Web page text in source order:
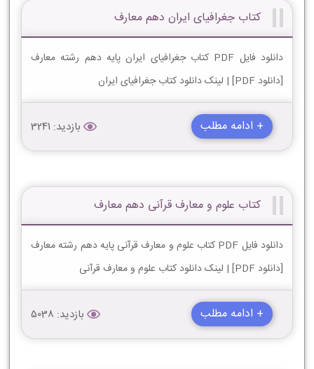
کتاب جغرافیای ایران دهم معارف
دانلود فایل PDF کتاب جغرافیای ایران پایه دهم رشته معارف
[دانلود PDF] | لینک دانلود کتاب جغرافیای ایران
+ ادامه مطلب بازدید: 3241
کتاب علوم و معارف قرآنی دهم معارف
دانلود فایل PDF کتاب علوم و معارف قرآنی پایه دهم رشته معارف
[دانلود PDF] | لینک دانلود کتاب علوم و معارف قرآنی
+ ادامه مطلب بازدید: 5038